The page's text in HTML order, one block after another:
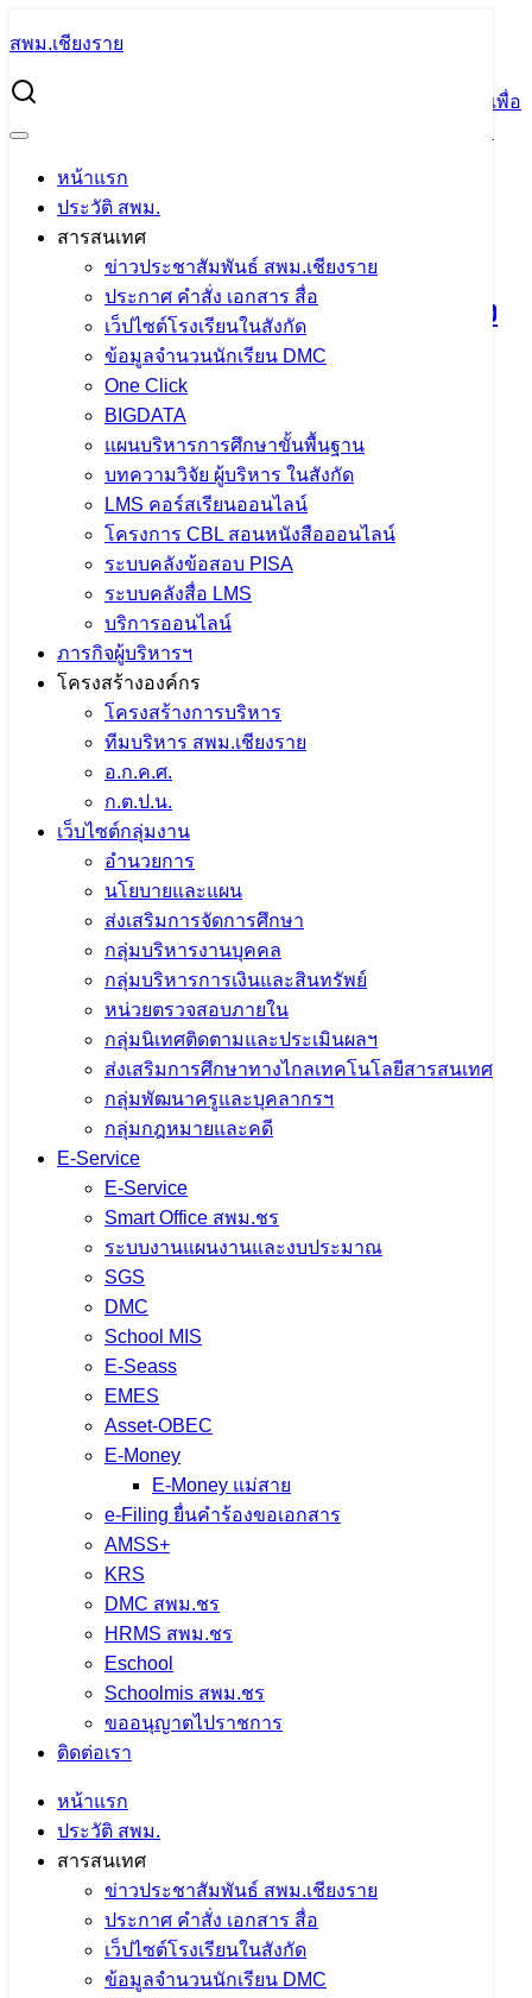
to
content
สพม.เชียงราย
หน้าแรก
ประวัติ สพม.
สารสนเทศ
ข่าวประชาสัมพันธ์ สพม.เชียงราย
ประกาศ คำสั่ง เอกสาร สื่อ
เว็ปไซต์โรงเรียนในสังกัด
ข้อมูลจำนวนนักเรียน DMC
One Click
BIGDATA
แผนบริหารการศึกษาขั้นพื้นฐาน
บทความวิจัย ผู้บริหาร ในสังกัด
LMS คอร์สเรียนออนไลน์
โครงการ CBL สอนหนังสือออนไลน์
ระบบคลังข้อสอบ PISA
ระบบคลังสื่อ LMS
บริการออนไลน์
ภารกิจผู้บริหารฯ
โครงสร้างองค์กร
โครงสร้างการบริหาร
ทีมบริหาร สพม.เชียงราย
อ.ก.ค.ศ.
ก.ต.ป.น.
เว็บไซต์กลุ่มงาน
อำนวยการ
นโยบายและแผน
ส่งเสริมการจัดการศึกษา
กลุ่มบริหารงานบุคคล
กลุ่มบริหารการเงินและสินทรัพย์
หน่วยตรวจสอบภายใน
กลุ่มนิเทศติดตามและประเมินผลฯ
ส่งเสริมการศึกษาทางไกลเทคโนโลยีสารสนเทศ
กลุ่มพัฒนาครูและบุคลากรฯ
กลุ่มกฎหมายและคดี
E-Service
E-Service
Smart Office สพม.ชร
ระบบงานแผนงานและงบประมาณ
SGS
DMC
School MIS
E-Seass
EMES
Asset-OBEC
E-Money
E-Money แม่สาย
e-Filing ยื่นคำร้องขอเอกสาร
AMSS+
KRS
DMC สพม.ชร
HRMS สพม.ชร
Eschool
Schoolmis สพม.ชร
ขออนุญาตไปราชการ
ติดต่อเรา
หน้าแรก
ประวัติ สพม.
สารสนเทศ
ข่าวประชาสัมพันธ์ สพม.เชียงราย
ประกาศ คำสั่ง เอกสาร สื่อ
เว็ปไซต์โรงเรียนในสังกัด
ข้อมูลจำนวนนักเรียน DMC
for:
ผอ.สพม.เชียงราย ตรวจเยี่ยมสภาพภูมิทัศน์ภายในสำนักงานเพื่อ
พัฒนาไปสู่…องค์กรแห่งความทันสมัย และองค์กรแห่งความ
ผอ.สพม.เชียงราย ตรวจเยี่ยมสภาพภูมิ
ทัศน์ภายในสำนักงานเพื่อพัฒนาไปสู่…
องค์กรแห่งความทันสมัย และองค์กรแห่ง
ความสุข…
13 พฤศจิกายน 2023
ประชาสัมพันธ์ สพม.เชียงราย